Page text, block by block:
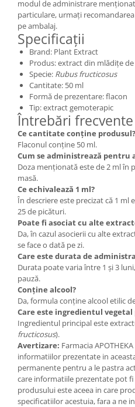
modul de administrare
particulare, urmați
pe ambalaj.
Specificații
Brand: Plant Extract
Produs: extract din mlădițe
Specie: Rubus fructicosus
Cantitate: 50 ml
Formă de prezentare: flacon
Tip: extract gemoterapic
Întrebări frecvente
Ce cantitate conține produsul?
Flaconul conține 50 ml.
Cum se administrează pentru
Doza menționată este de 2 ml în
masă.
Ce echivalează 1 ml?
În descriere este precizat că 1
25 de picături.
Poate fi asociat cu alte
Da, în cazul asocierii cu alte
se face o dată pe zi.
Care este durata de
Durata poate varia între 1 și 3
pauză.
Conține alcool?
Da, formula conține alcool etilic
Care este ingredientul vegetal
Ingredientul principal este
fructicosus).
Avertizare: Farmacia
informatiilor prezentate in
permanente pentru a le pastra
care informatiile prezentate pot
produsului este aceea in care
specificatiilor acestuia, fara a ne